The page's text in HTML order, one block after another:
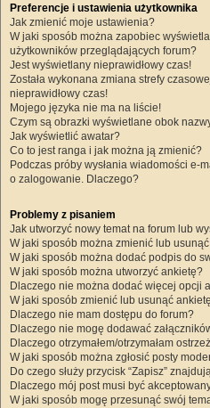
Preferencje i ustawienia użytkownika
Jak zmienić moje ustawienia?
W jaki sposób można zapobiec
użytkowników przeglądających forum?
Jest wyświetlany nieprawidłowy czas!
Została wykonana zmiana strefy
nieprawidłowy czas!
Mojego języka nie ma na liście!
Czym są obrazki wyświetlane obok
Jak wyświetlić awatar?
Co to jest ranga i jak można ją zmienić?
Podczas próby wysłania wiadomości e-
o zalogowanie. Dlaczego?
Problemy z pisaniem
Jak utworzyć nowy temat na forum lub
W jaki sposób można zmienić lub
W jaki sposób można dodać podpis do
W jaki sposób można utworzyć ankietę?
Dlaczego nie można dodać więcej opcji
W jaki sposób zmienić lub usunąć
Dlaczego nie mam dostępu do forum?
Dlaczego nie mogę dodawać
Dlaczego otrzymałem/otrzymałam
W jaki sposób można zgłosić posty
Do czego służy przycisk “Zapisz”
Dlaczego mój post musi być
W jaki sposób mogę przesunąć swój